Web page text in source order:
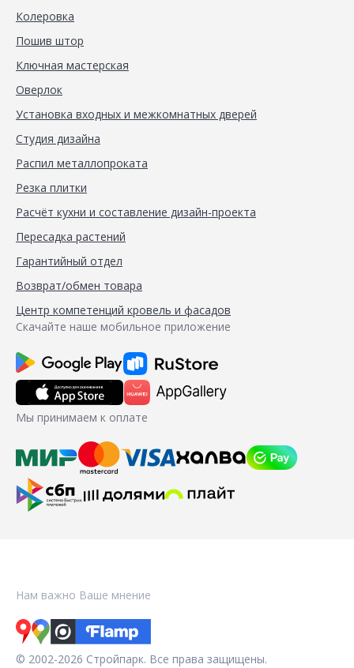
Колеровка
Пошив штор
Ключная мастерская
Оверлок
Установка входных и межкомнатных дверей
Студия дизайна
Распил металлопроката
Резка плитки
Расчёт кухни и составление дизайн-проекта
Пересадка растений
Гарантийный отдел
Возврат/обмен товара
Центр компетенций кровель и фасадов
Скачайте наше мобильное приложение
Мы принимаем к оплате
Нам важно Ваше мнение
© 2002-2026 Стройпарк. Все права защищены.